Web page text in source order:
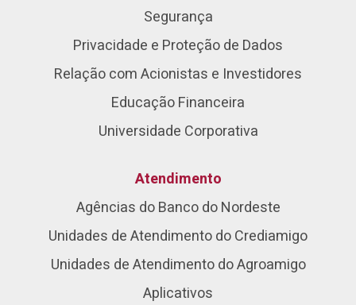
Segurança
Privacidade e Proteção de Dados
Relação com Acionistas e Investidores
Educação Financeira
Universidade Corporativa
Atendimento
Agências do Banco do Nordeste
Unidades de Atendimento do Crediamigo
Unidades de Atendimento do Agroamigo
Aplicativos